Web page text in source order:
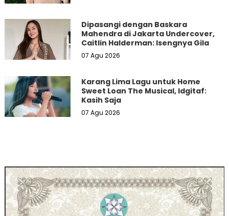
Dipasangi dengan Baskara
Mahendra di Jakarta Undercover,
Caitlin Halderman: Isengnya Gila
07 Agu 2026
Karang Lima Lagu untuk Home
Sweet Loan The Musical, Idgitaf:
Kasih Saja
07 Agu 2026